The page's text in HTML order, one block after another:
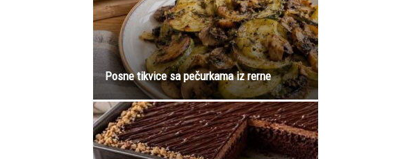
Posne tikvice sa pečurkama iz rerne